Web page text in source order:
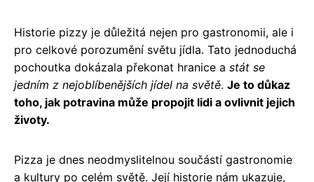
Historie pizzy je důležitá nejen pro gastronomii, ale i
pro celkové porozumění světu jídla. Tato jednoduchá
pochoutka dokázala překonat hranice a stát se
jedním z nejoblíbenějších jídel na světě. Je to důkaz
toho, jak potravina může propojit lidi a ovlivnit jejich
životy.
Pizza je dnes neodmyslitelnou součástí gastronomie
a kultury po celém světě. Její historie nám ukazuje,